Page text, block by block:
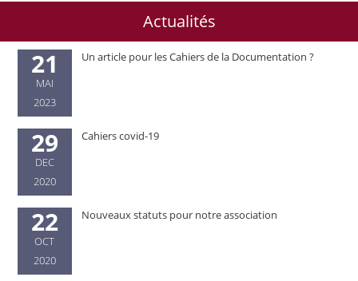
Actualités
21
MAI
2023
Un article pour les Cahiers de la Documentation ?
29
DEC
2020
Cahiers covid-19
22
OCT
2020
Nouveaux statuts pour notre association